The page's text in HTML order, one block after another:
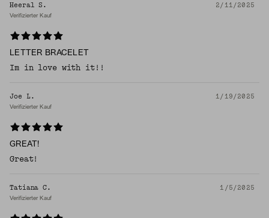
Heeral S. 2/11/2025
Verifizierter Kauf
LETTER BRACELET
Im in love with it!!
Joe L. 1/19/2025
Verifizierter Kauf
GREAT!
Great!
Tatiana C. 1/5/2025
Verifizierter Kauf